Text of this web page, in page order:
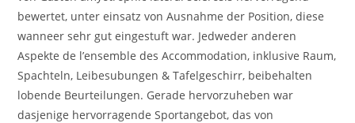
bewertet, unter einsatz von Ausnahme der Position, diese
wanneer sehr gut eingestuft war. Jedweder anderen
Aspekte de l’ensemble des Accommodation, inklusive Raum,
Spachteln, Leibesubungen & Tafelgeschirr, beibehalten
lobende Beurteilungen. Gerade hervorzuheben war
dasjenige hervorragende Sportangebot, das von